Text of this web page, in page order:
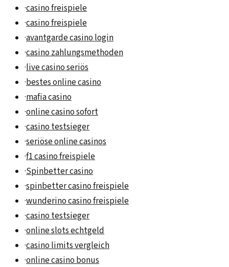
·casino freispiele
·casino freispiele
·avantgarde casino login
·casino zahlungsmethoden
·live casino seriös
·bestes online casino
·mafia casino
·online casino sofort
·casino testsieger
·seriöse online casinos
·f1 casino freispiele
·Spinbetter casino
·spinbetter casino freispiele
·wunderino casino freispiele
·casino testsieger
·online slots echtgeld
·casino limits vergleich
·online casino bonus